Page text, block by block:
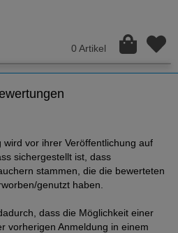
0 Artikel
vor ihrer Veröffentlichung auf
sichergestellt ist, dass
stammen, die die bewerteten
genutzt haben.
dass die Möglichkeit einer
vorherigen Anmeldung in einem